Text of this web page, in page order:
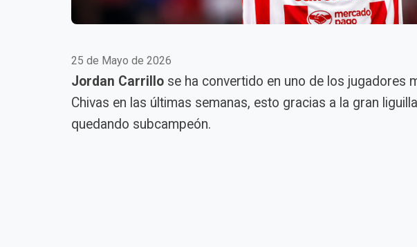
25 de Mayo de 2026
Jordan Carrillo se ha convertido en uno de los jugadores
Chivas en las últimas semanas, esto gracias a la gran
quedando subcampeón.